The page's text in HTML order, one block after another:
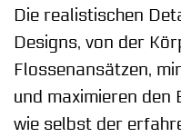
Die realistischen
Designs, von der
Flossenansätzen,
und maximieren den
wie selbst der